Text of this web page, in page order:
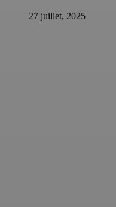
27 juillet, 2025